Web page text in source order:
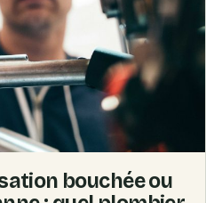
bouchée ou